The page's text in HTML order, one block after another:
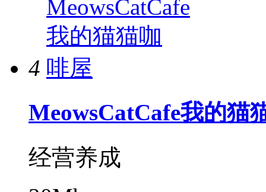
4
MeowsCatCafe我的猫
经营养成